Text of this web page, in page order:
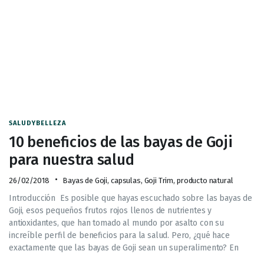
SALUDYBELLEZA
10 beneficios de las bayas de Goji
para nuestra salud
26/02/2018 Bayas de Goji, capsulas, Goji Trim, producto natural
Introducción Es posible que hayas escuchado sobre las bayas de
Goji, esos pequeños frutos rojos llenos de nutrientes y
antioxidantes, que han tomado al mundo por asalto con su
increíble perfil de beneficios para la salud. Pero, ¿qué hace
exactamente que las bayas de Goji sean un superalimento? En